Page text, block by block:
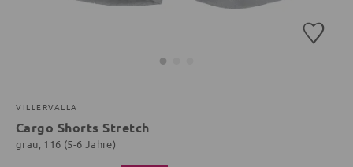
VILLERVALLA
Cargo Shorts Stretch
grau, 116 (5-6 Jahre)